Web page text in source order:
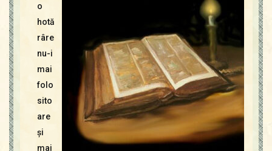
o
hotă
râre
nu-i
mai
folo
sito
are
şi
mai